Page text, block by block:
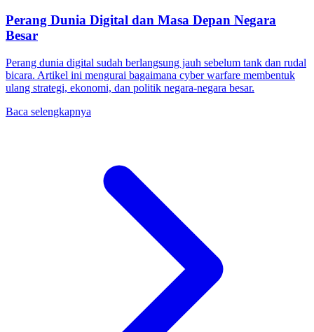
Perang Dunia Digital dan Masa Depan Negara
Besar
Perang dunia digital sudah berlangsung jauh sebelum tank dan rudal
bicara. Artikel ini mengurai bagaimana cyber warfare membentuk
ulang strategi, ekonomi, dan politik negara-negara besar.
Baca selengkapnya